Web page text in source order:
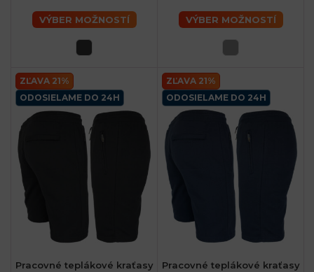
VÝBER MOŽNOSTÍ VÝBER MOŽNOSTÍ
ZĽAVA 21%
ODOSIELAME DO 24H
Pracovné teplákové kraťasy
ZĽAVA 21%
ODOSIELAME DO 24H
Pracovné teplákové kraťasy